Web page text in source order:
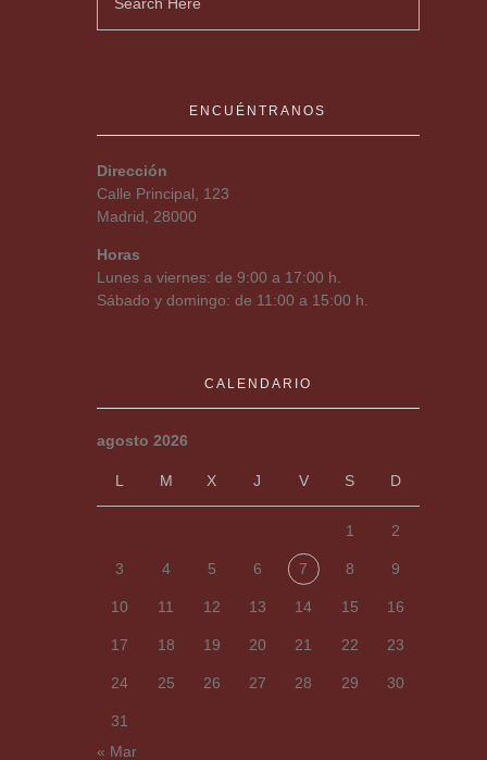
ENCUÉNTRANOS
Dirección
Calle Principal, 123
Madrid, 28000
Horas
Lunes a viernes: de 9:00 a 17:00 h.
Sábado y domingo: de 11:00 a 15:00 h.
CALENDARIO
agosto 2026
L M X J V S D
1 2
3 4 5 6 7 8 9
10 11 12 13 14 15 16
17 18 19 20 21 22 23
24 25 26 27 28 29 30
31
« Mar